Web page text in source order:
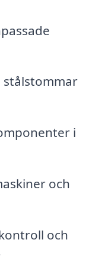
stålstommar
i
och
och